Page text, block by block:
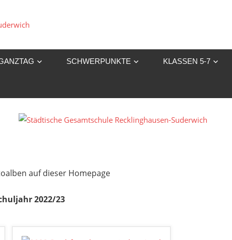
Gesamtschule
Suderwich
SCHWERPUNKTE KLASSEN 5-7
auf dieser Homepage
2022/23